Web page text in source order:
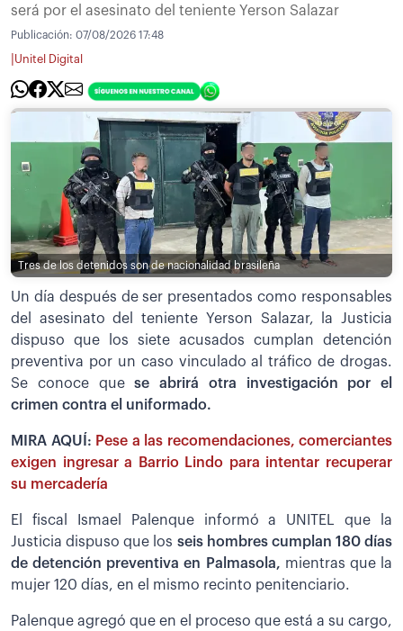
será por el asesinato del teniente Yerson Salazar
Publicación: 07/08/2026 17:48
Unitel Digital
Tres de los detenidos son de nacionalidad brasileña
Un día después de ser presentados como responsables
del asesinato del teniente Yerson Salazar, la Justicia
dispuso que los siete acusados cumplan detención
preventiva por un caso vinculado al tráfico de drogas.
Se conoce quese abrirá otra investigación por el
crimen contra el uniformado.
MIRA AQUÍ: Pese a las recomendaciones, comerciantes
exigen ingresar a Barrio Lindo para intentar recuperar
su mercadería
El fiscal Ismael Palenque informó a UNITEL que la
Justicia dispuso que los seis hombres cumplan 180 días
de detención preventiva en Palmasola, mientras que la
mujer 120 días, en el mismo recinto penitenciario.
Palenque agregó que en el proceso que está a su cargo,